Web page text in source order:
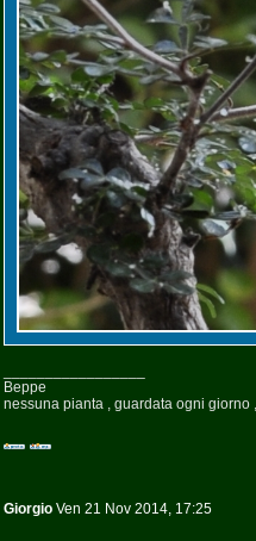
Beppe
nessuna pianta , guardata ogni giorno
Giorgio Ven 21 Nov 2014, 17:25